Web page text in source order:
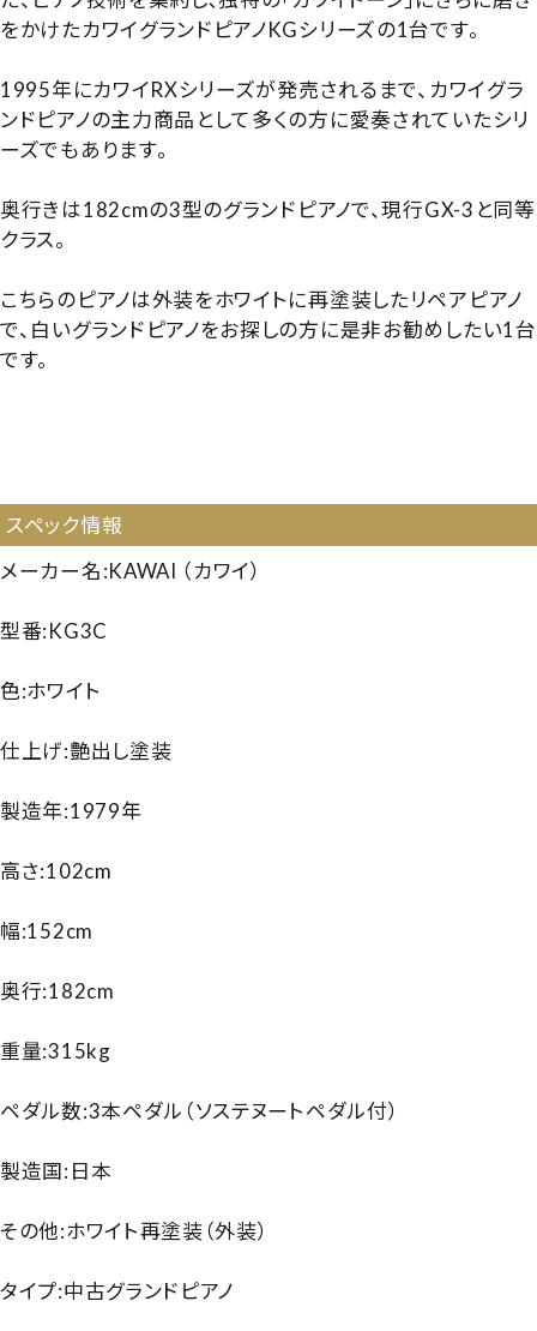
をかけたカワイグランドピアノKGシリーズの1台です。
1995年にカワイRXシリーズが発売されるまで、カワイグラ
ンドピアノの主力商品として多くの方に愛奏されていたシリ
ーズでもあります。
奥行きは182cmの3型のグランドピアノで、現行GX-3と同等
クラス。
こちらのピアノは外装をホワイトに再塗装したリペアピアノ
で、白いグランドピアノをお探しの方に是非お勧めしたい1台
です。
スペック情報
メーカー名:KAWAI （カワイ）
型番:KG3C
色:ホワイト
仕上げ:艶出し塗装
製造年:1979年
高さ:102cm
幅:152cm
奥行:182cm
重量:315kg
ペダル数:3本ペダル（ソステヌートペダル付）
製造国:日本
その他:ホワイト再塗装（外装）
タイプ:中古グランドピアノ